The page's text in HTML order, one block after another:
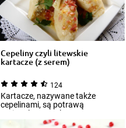
Cepeliny czyli litewskie
kartacze (z serem)
124
Kartacze, nazywane także
cepelinami, są potrawą
regionalną popularną w
szczególności w północno-w...